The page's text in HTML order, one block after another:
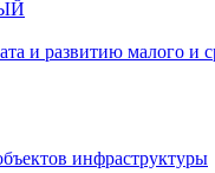
и развитию малого и
инфраструктуры